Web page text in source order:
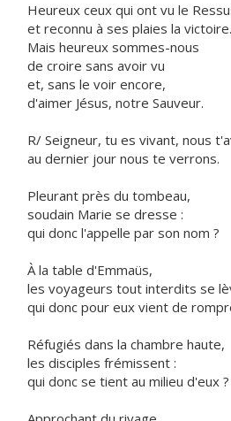
Heureux ceux qui ont vu le
et reconnu à ses plaies la victoire.
Mais heureux sommes-nous
de croire sans avoir vu
et, sans le voir encore,
d'aimer Jésus, notre Sauveur.
R/ Seigneur, tu es vivant, nous
au dernier jour nous te verrons.
Pleurant près du tombeau,
soudain Marie se dresse :
qui donc l'appelle par son nom ?
À la table d'Emmaüs,
les voyageurs tout interdits se
qui donc pour eux vient de
Réfugiés dans la chambre haute,
les disciples frémissent :
qui donc se tient au milieu d'eux ?